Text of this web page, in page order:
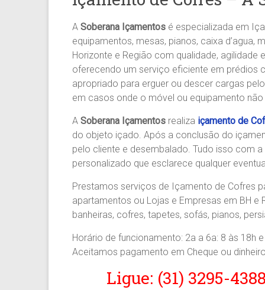
Agilidade
e
Confiança.
31.2510-
2122.
A
Soberana
Içamento.
Içamento
BH
é
com
A
Soberana
A Soberana Içamentos é especializada em
equipamentos, mesas, pianos, caixa d’agua,
Horizonte e Região com qualidade,
oferecendo um serviço eficiente em prédios
apropriado para erguer ou descer cargas
em casos onde o móvel ou equipamento
A Soberana Içamentos realiza içamento de
do objeto içado. Após a conclusão do
pelo cliente e desembalado. Tudo isso com
personalizado que esclarece qualquer
Prestamos serviços de Içamento de Cofres
apartamentos ou Lojas e Empresas em BH
banheiras, cofres, tapetes, sofás, pianos,
Horário de funcionamento: 2a a 6a: 8 às 18h
Aceitamos pagamento em Cheque ou
Ligue: (31) 3295-